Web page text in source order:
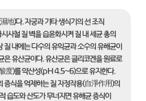
地)다. 자궁과 기타 생식기의 선 조직
사철 질 벽을 습윤화시켜 질 내 세균 총의
질 내에는 다수의 유익균과 소수의 유해균이
은 유산균이다. 유산균은 글리코겐을 원료로
度)를 약산성(pH 4.5~6)으로 유지한다.
증식을 억제하는 질 자정작용(自淨作用)의
습도와 산도가 무너지면 유해균 증식이